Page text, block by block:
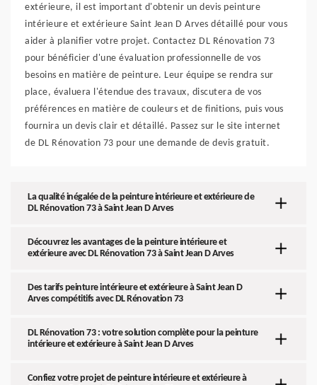
extérieure, il est important d'obtenir un devis peinture
intérieure et extérieure Saint Jean D Arves détaillé pour vous
aider à planifier votre projet. Contactez DL Rénovation 73
pour bénéficier d'une évaluation professionnelle de vos
besoins en matière de peinture. Leur équipe se rendra sur
place, évaluera l'étendue des travaux, discutera de vos
préférences en matière de couleurs et de finitions, puis vous
fournira un devis clair et détaillé. Passez sur le site internet
de DL Rénovation 73 pour une demande de devis gratuit.
La qualité inégalée de la peinture intérieure et extérieure de
DL Rénovation 73 à Saint Jean D Arves
Découvrez les avantages de la peinture intérieure et
extérieure avec DL Rénovation 73 à Saint Jean D Arves
Des tarifs peinture intérieure et extérieure à Saint Jean D
Arves compétitifs avec DL Rénovation 73
DL Rénovation 73 : votre solution complète pour la peinture
intérieure et extérieure à Saint Jean D Arves
Confiez votre projet de peinture intérieure et extérieure à